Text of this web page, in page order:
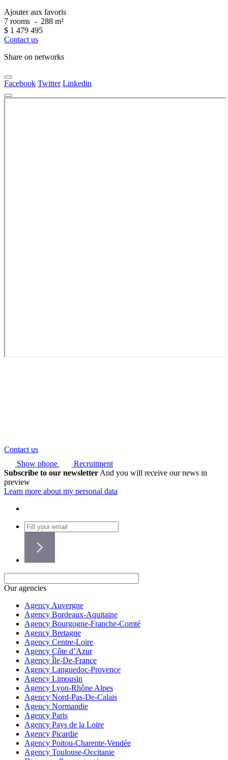
Ajouter aux favoris
7 rooms - 288 m²
$ 1 479 495
Contact us
Share on networks
Facebook Twitter Linkedin
Contact us
Show phone
Recruitment
Subscribe to our newsletter And you will receive our news in
preview
Learn more about my personal data
Our agencies
Agency Auvergne
Agency Bordeaux-Aquitaine
Agency Bourgogne-Franche-Comté
Agency Bretagne
Agency Centre-Loire
Agency Côte d’Azur
Agency Île-De-France
Agency Languedoc-Provence
Agency Limousin
Agency Lyon-Rhône Alpes
Agency Nord-Pas-De-Calais
Agency Normandie
Agency Paris
Agency Pays de la Loire
Agency Picardie
Agency Poitou-Charente-Vendée
Agency Toulouse-Occitanie